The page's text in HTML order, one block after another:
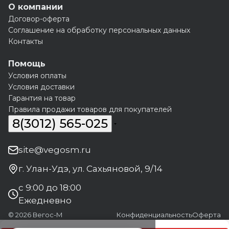
О компании
Договор-оферта
Соглашение на обработку персональных данных
Контакты
Помощь
Условия оплаты
Условия доставки
Гарантия на товар
Правила продажи товаров для покупателей
8(3012) 565-025
site@vegosm.ru
г. Улан-Удэ, ул. Сахьяновой, 9/14
с 9:00 до 18:00
Ежедневно
© 2026 Вегос-М КонфиденциальностьОферта